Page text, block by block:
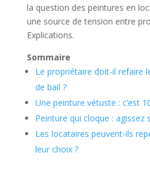
la question des peintures en
une source de tension entre
Explications.
Sommaire
Le propriétaire doit-il refaire
de bail ?
Une peinture vétuste : c’est
Peinture qui cloque : agissez
Les locataires peuvent-ils
leur choix ?